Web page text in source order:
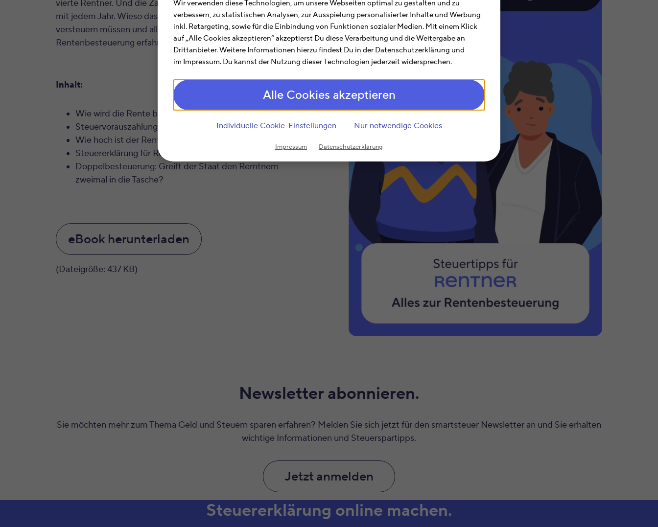
Wir verwenden diese Technologien, um unsere Webseiten optimal zu gestalten und zu
verbessern, zu statistischen Analysen, zur Ausspielung personalisierter Inhalte und Werbung
inkl. Retargeting, sowie für die Einbindung von Funktionen sozialer Medien. Mit einem Klick
auf „Alle Cookies akzeptieren“ akzeptierst Du diese Verarbeitung und die Weitergabe an
Drittanbieter. Weitere Informationen hierzu findest Du in der Datenschutzerklärung und
im Impressum. Du kannst der Nutzung dieser Technologien jederzeit widersprechen.
Alle Cookies akzeptieren
Individuelle Cookie-Einstellungen Nur notwendige Cookies
Impressum Datenschutzerklärung
vierte Rentner. Und die Zahl der steuerpflichtigen Rentner steigt
mit jedem Jahr. Wieso das so ist, ob auch Sie Ihre Rente
versteuern müssen und alles weitere Wissenswerte zur
Rentenbesteuerung erfahren Sie im eBook.
Inhalt:
Wie wird die Rente besteuert?
Steuervorauszahlungen bei Rentnern und Rentnerinnen
Wie hoch ist der Rentenfreibetrag 2023?
Steuererklärung für Rentner
Doppelbesteuerung: Greift der Staat den Rerntnern
zweimal in die Tasche?
eBook herunterladen
(Dateigröße: 437 KB)
Newsletter abonnieren.
Sie möchten mehr zum Thema Geld und Steuern sparen erfahren? Melden Sie sich jetzt für den smartsteuer Newsletter an und Sie erhalten
wichtige Informationen und Steuerspartipps.
Jetzt anmelden
Steuererklärung online machen.